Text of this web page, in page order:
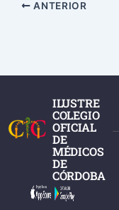
ANTERIOR
ILUSTRE
COLEGIO
OFICIAL
DE
MÉDICOS
DE
CÓRDOBA